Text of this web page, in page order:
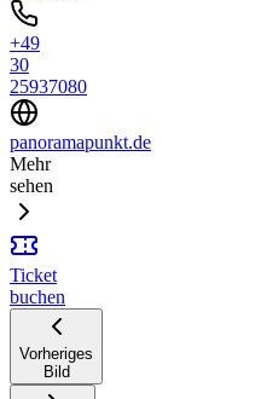
+49
30
25937080
panoramapunkt.de
Mehr
sehen
Ticket
buchen
Vorheriges
Bild